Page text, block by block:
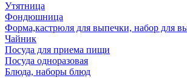
Утятница
Фондюшница
Форма,кастрюля для выпечки, набор для
Чайник
Посуда для приема пищи
Посуда одноразовая
Блюда, наборы блюд